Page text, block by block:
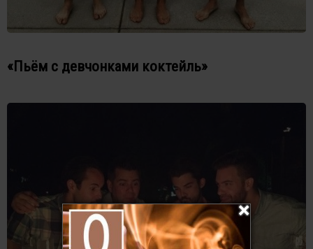
«Пьём с девчонками коктейль»